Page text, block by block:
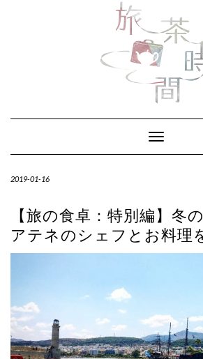
Toggle
2019-01-16
【旅の食卓：特別編】冬
アテネのシェフとお料理